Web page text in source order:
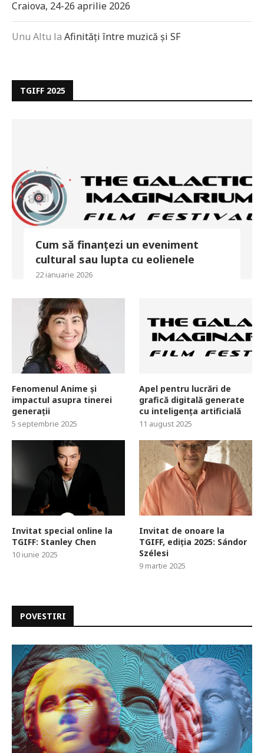
Craiova, 24-26 aprilie 2026
Unu Altu la Afinități între muzică și SF
TGIFF 2025
Cum să finanțezi un eveniment
cultural sau lupta cu eolienele
22 ianuarie 2026
Fenomenul Anime și
impactul asupra tinerei
generații
5 septembrie 2025
Apel pentru lucrări de
grafică digitală generate
cu inteligența artificială
11 august 2025
Invitat special online la
TGIFF: Stanley Chen
10 iunie 2025
Invitat de onoare la
TGIFF, ediția 2025: Sándor
Szélesi
9 martie 2025
POVESTIRI